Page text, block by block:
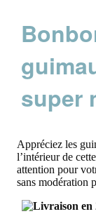
super
Appréciez les
l’intérieur de
attention pour
sans modération